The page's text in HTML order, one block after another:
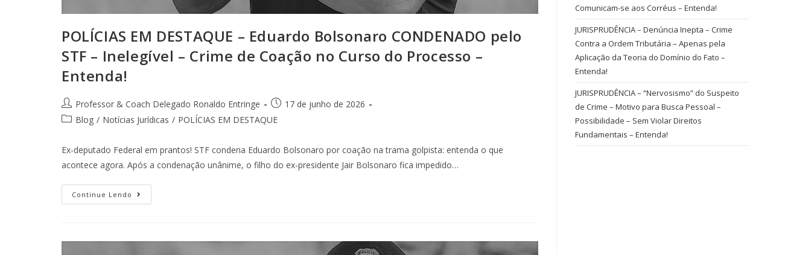
POLÍCIAS EM DESTAQUE – Eduardo Bolsonaro CONDENADO pelo
STF – Inelegível – Crime de Coação no Curso do Processo –
Entenda!
Professor & Coach Delegado Ronaldo Entringe
17 de junho de 2026
Blog / Notícias Jurídicas / POLÍCIAS EM DESTAQUE
Ex-deputado Federal em prantos! STF condena Eduardo Bolsonaro por coação na trama golpista: entenda o que
acontece agora. Após a condenação unânime, o filho do ex-presidente Jair Bolsonaro fica impedido…
Continue Lendo
Comunicam-se aos Corréus – Entenda!
JURISPRUDÊNCIA – Denúncia Inepta – Crime
Contra a Ordem Tributária – Apenas pela
Aplicação da Teoria do Domínio do Fato –
Entenda!
JURISPRUDÊNCIA – “Nervosismo” do Suspeito
de Crime – Motivo para Busca Pessoal –
Possibilidade – Sem Violar Direitos
Fundamentais – Entenda!